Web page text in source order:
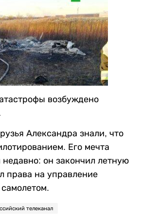
возбуждено
Александра знали, что
Его мечта
недавно: он закончил летную
права на управление
телеканал